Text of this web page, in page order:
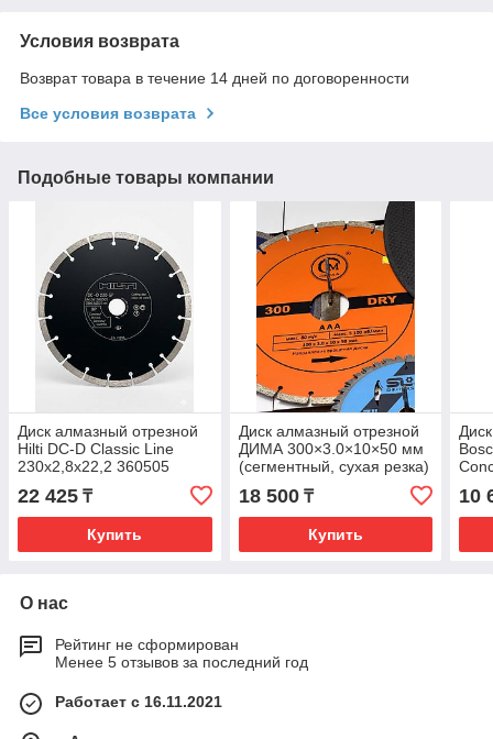
Условия возврата
Возврат товара в течение 14 дней по договоренности
Все условия возврата
Подобные товары компании
Диск алмазный отрезной
Hilti DC-D Classic Line
230x2,8x22,2 360505
22 425 ₸
Купить
Диск алмазный отрезной
ДИМА 300×3.0×10×50 мм
(сегментный, сухая резка)
18 500₸
Купить
10
О нас
Рейтинг не сформирован
Менее 5 отзывов за последний год
Работает с 16.11.2021